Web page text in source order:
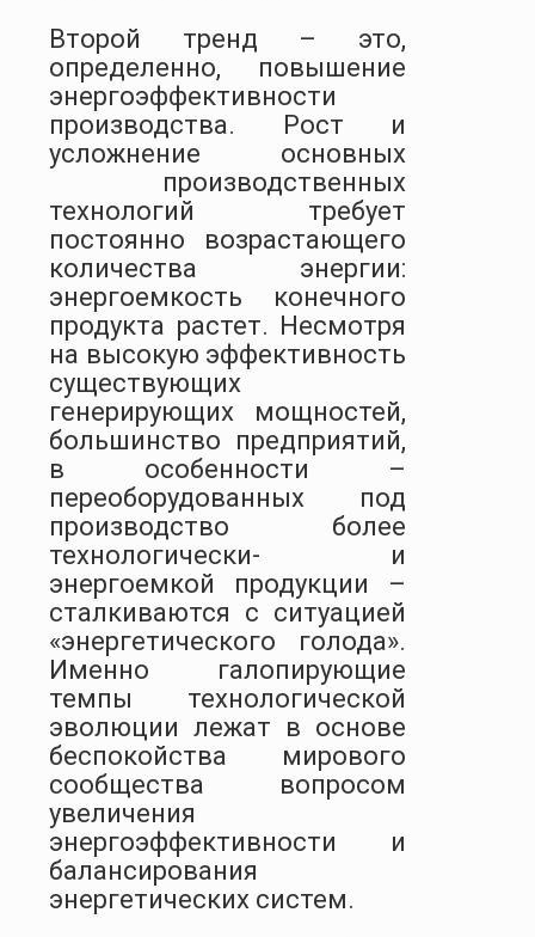
Второй тренд – это,
определенно, повышение
энергоэффективности
производства. Рост и
усложнение основных
производственных
технологий требует
постоянно возрастающего
количества энергии:
энергоемкость конечного
продукта растет. Несмотря
на высокую эффективность
существующих
генерирующих мощностей,
большинство предприятий,
в особенности –
переоборудованных под
производство более
технологически- и
энергоемкой продукции –
сталкиваются с ситуацией
«энергетического голода».
Именно галопирующие
темпы технологической
эволюции лежат в основе
беспокойства мирового
сообщества вопросом
увеличения
энергоэффективности и
балансирования
энергетических систем.